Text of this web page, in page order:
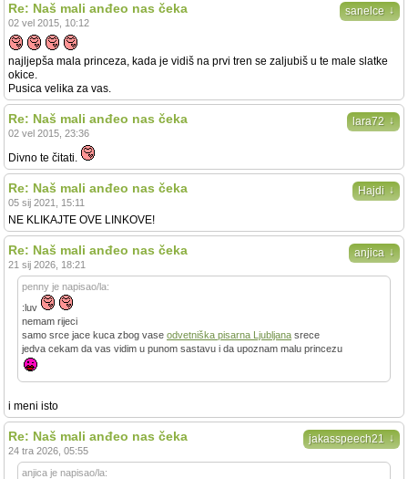
sanelce ↓
Re: Naš mali anđeo nas čeka
02 vel 2015, 10:12
najljepša mala princeza, kada je vidiš na prvi tren se zaljubiš u te male slatke
okice.
Pusica velika za vas.
lara72 ↓
Re: Naš mali anđeo nas čeka
02 vel 2015, 23:36
Divno te čitati.
Hajdi ↓
Re: Naš mali anđeo nas čeka
05 sij 2021, 15:11
NE KLIKAJTE OVE LINKOVE!
anjica ↓
Re: Naš mali anđeo nas čeka
21 sij 2026, 18:21
penny je napisao/la:
:luv
nemam rijeci
samo srce jace kuca zbog vase odvetniška pisarna Ljubljana srece
jedva cekam da vas vidim u punom sastavu i da upoznam malu princezu
i meni isto
jakasspeech21 ↓
Re: Naš mali anđeo nas čeka
24 tra 2026, 05:55
anjica je napisao/la: